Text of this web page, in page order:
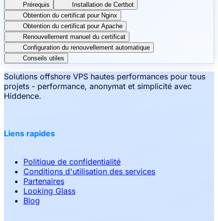
Prérequis
Installation de Certbot
Obtention du certificat pour Nginx
Obtention du certificat pour Apache
Renouvellement manuel du certificat
Configuration du renouvellement automatique
Conseils utiles
Solutions offshore VPS hautes performances pour tous
projets - performance, anonymat et simplicité avec
Hiddence.
Liens rapides
Politique de confidentialité
Conditions d'utilisation des services
Partenaires
Looking Glass
Blog